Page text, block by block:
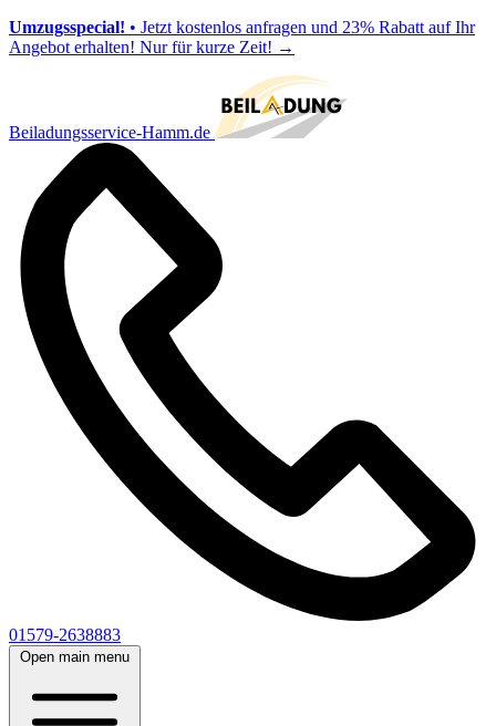
Umzugsspecial! • Jetzt kostenlos anfragen und 23% Rabatt auf Ihr
Angebot erhalten! Nur für kurze Zeit! →
Beiladungsservice-Hamm.de
01579-2638883
Open main menu